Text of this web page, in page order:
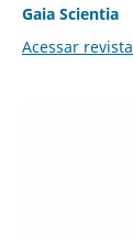
Gaia Scientia
Acessar revista